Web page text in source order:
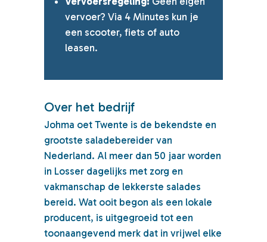
vervoer? Via 4 Minutes kun je
een scooter, fiets of auto
leasen.
Over het bedrijf
Johma oet Twente is de bekendste en
grootste saladebereider van
Nederland. Al meer dan 50 jaar worden
in Losser dagelijks met zorg en
vakmanschap de lekkerste salades
bereid. Wat ooit begon als een lokale
producent, is uitgegroeid tot een
toonaangevend merk dat in vrijwel elke